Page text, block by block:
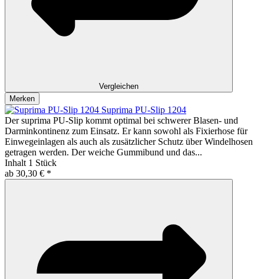
Vergleichen
Merken
Suprima PU-Slip 1204
Der suprima PU-Slip kommt optimal bei schwerer Blasen- und
Darminkontinenz zum Einsatz. Er kann sowohl als Fixierhose für
Einwegeinlagen als auch als zusätzlicher Schutz über Windelhosen
getragen werden. Der weiche Gummibund und das...
Inhalt 1 Stück
ab 30,30 € *